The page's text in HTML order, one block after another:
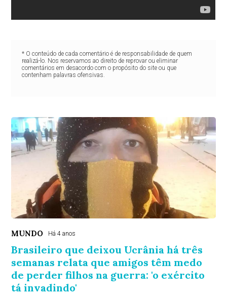
* O conteúdo de cada comentário é de responsabilidade de quem
realizá-lo. Nos reservamos ao direito de reprovar ou eliminar
comentários em desacordo com o propósito do site ou que
contenham palavras ofensivas.
MUNDO Há 4 anos
Brasileiro que deixou Ucrânia há três
semanas relata que amigos têm medo
de perder filhos na guerra: 'o exército
tá invadindo'